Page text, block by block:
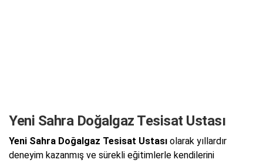
Yeni Sahra Doğalgaz Tesisat Ustası
Yeni Sahra Doğalgaz Tesisat Ustası olarak yıllardır
deneyim kazanmış ve sürekli eğitimlerle kendilerini